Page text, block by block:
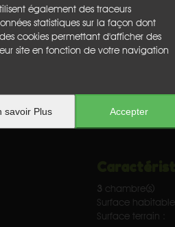
également des traceurs
statistiques sur la façon dont
cookies permettant d'afficher des
site en fonction de votre navigation
savoir Plus Accepter
Piscine chauffée
Plancha à gaz
Plaque à induction
Portail électrique
3 chambre(s)
Surface habitable :
Surface terrain :